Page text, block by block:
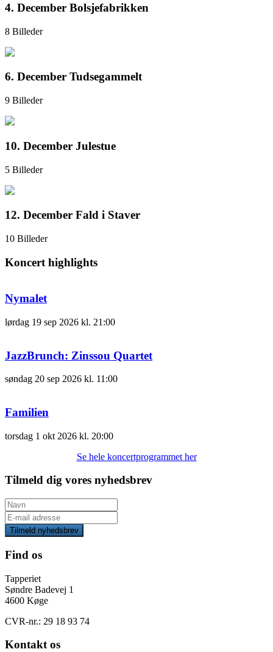
4. December Bolsjefabrikken
8 Billeder
6. December Tudsegammelt
9 Billeder
10. December Julestue
5 Billeder
12. December Fald i Staver
10 Billeder
Koncert highlights
Nymalet
lørdag 19 sep 2026 kl. 21:00
JazzBrunch: Zinssou Quartet
søndag 20 sep 2026 kl. 11:00
Familien
torsdag 1 okt 2026 kl. 20:00
Se hele koncertprogrammet her
Tilmeld dig vores nyhedsbrev
Tilmeld nyhedsbrev
Find os
Tapperiet
Søndre Badevej 1
4600 Køge
CVR-nr.: 29 18 93 74
Kontakt os